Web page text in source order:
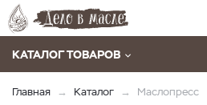
КАТАЛОГ ТОВАРОВ
Главная Каталог Маслопресс